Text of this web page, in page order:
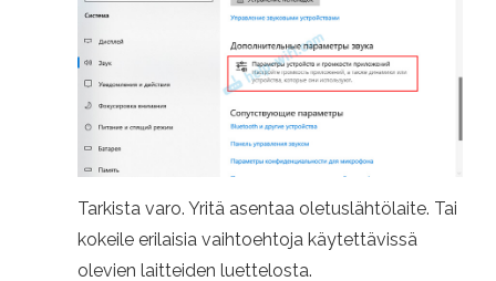
Tarkista varo. Yritä asentaa oletuslähtölaite. Tai
kokeile erilaisia ​​vaihtoehtoja käytettävissä
olevien laitteiden luettelosta.